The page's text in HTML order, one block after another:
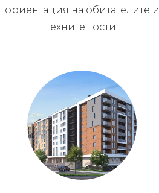
ориентация на обитателите и
техните гости.